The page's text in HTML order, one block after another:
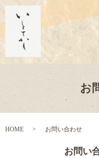
お
HOME お問い合わせ
お問い